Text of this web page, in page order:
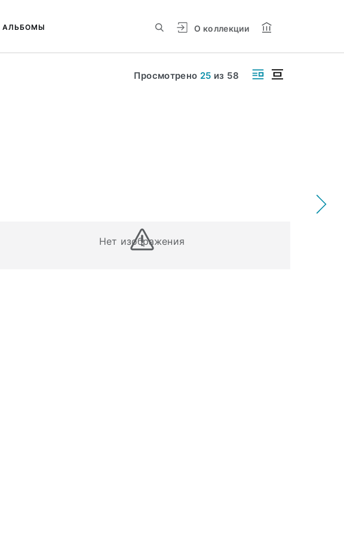
О коллекции
АЛЬБОМЫ
Просмотрено 25 из 58
Нет изображения